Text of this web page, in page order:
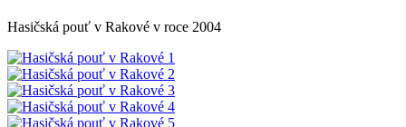
Hasičská pouť v Rakové v roce 2004